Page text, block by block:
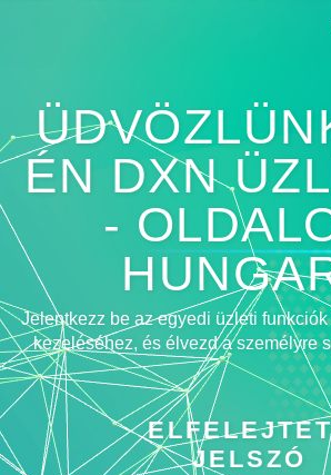
ÉN DXN
-
Jelentkezz be az egyedi üzleti
kezeléséhez, és élvezd a személyre
JELSZÓ